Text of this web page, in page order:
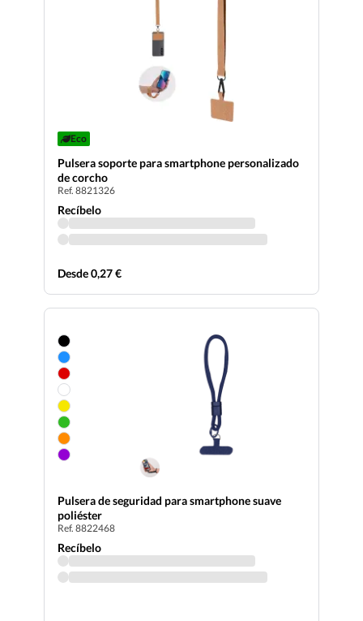
Eco
Pulsera soporte para smartphone personalizado
de corcho
Ref. 8821326
Recíbelo
Desde 0,27 €
Pulsera de seguridad para smartphone suave
poliéster
Ref. 8822468
Recíbelo